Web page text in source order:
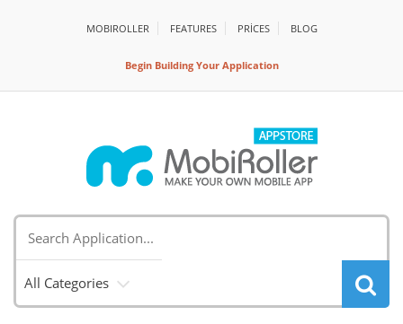
MOBIROLLER FEATURES PRİCES BLOG
Begin Building Your Application
All Categories